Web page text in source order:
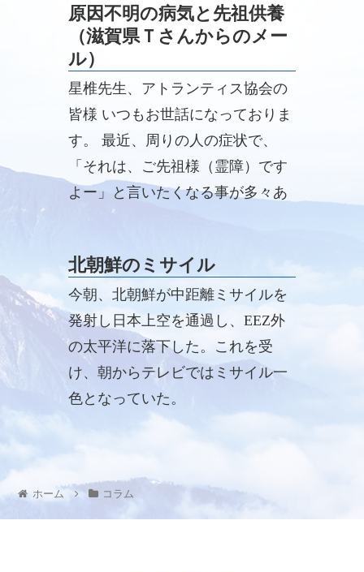
原因不明の病気と先祖供養
（滋賀県Ｔさんからのメー
ル）
星椎先生、アトランティス協会の
皆様 いつもお世話になっておりま
す。 最近、周りの人の症状で、
「それは、ご先祖様（霊障）です
よー」と言いたくなる事が多々あ
北朝鮮のミサイル
今朝、北朝鮮が中距離ミサイルを
発射し日本上空を通過し、EEZ外
の太平洋に落下した。これを受
け、朝からテレビではミサイル一
色となっていた。
ホーム コラム